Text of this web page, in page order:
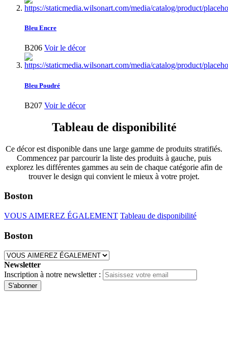
Bleu Encre
B206 Voir le décor
Bleu Poudré
B207 Voir le décor
Tableau de disponibilité
Ce décor est disponible dans une large gamme de produits stratifiés.
Commencez par parcourir la liste des produits à gauche, puis
explorez les différentes gammes au sein de chaque catégorie afin de
trouver le design qui convient le mieux à votre projet.
Boston
VOUS AIMEREZ ÉGALEMENT Tableau de disponibilité
Boston
Newsletter
Inscription à notre newsletter :
S'abonner